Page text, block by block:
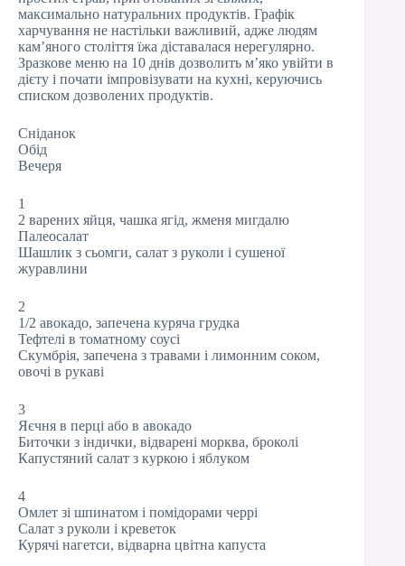
максимально натуральних продуктів. Графік
харчування не настільки важливий, адже людям
кам’яного століття їжа діставалася нерегулярно.
Зразкове меню на 10 днів дозволить м’яко увійти в
дієту і почати імпровізувати на кухні, керуючись
списком дозволених продуктів.
Сніданок
Обід
Вечеря
1
2 варених яйця, чашка ягід, жменя мигдалю
Палеосалат
Шашлик з сьомги, салат з руколи і сушеної
журавлини
2
1/2 авокадо, запечена куряча грудка
Тефтелі в томатному соусі
Скумбрія, запечена з травами і лимонним соком,
овочі в рукаві
3
Яєчня в перці або в авокадо
Биточки з індички, відварені морква, броколі
Капустяний салат з куркою і яблуком
4
Омлет зі шпинатом і помідорами черрі
Салат з руколи і креветок
Курячі нагетси, відварна цвітна капуста